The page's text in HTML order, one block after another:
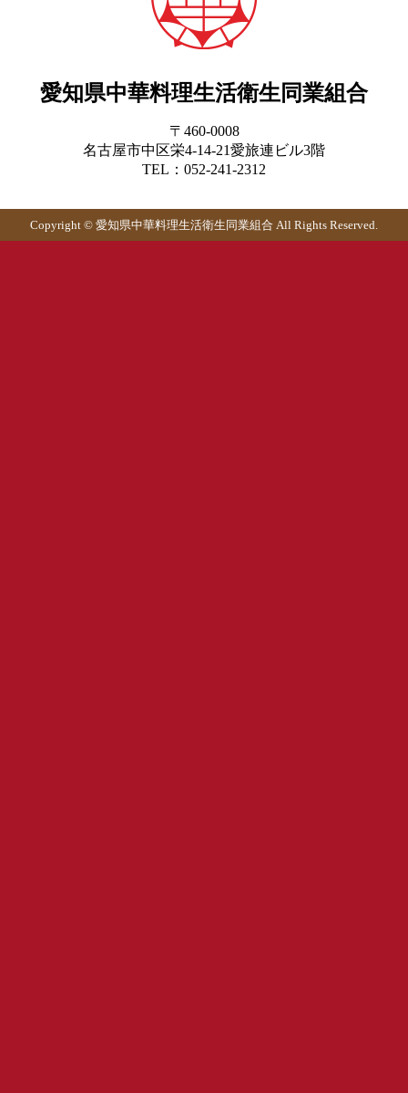
愛知県中華料理生活衛生同業組合
〒460-0008
名古屋市中区栄4-14-21愛旅連ビル3階
TEL：052-241-2312
Copyright © 愛知県中華料理生活衛生同業組合 All Rights Reserved.